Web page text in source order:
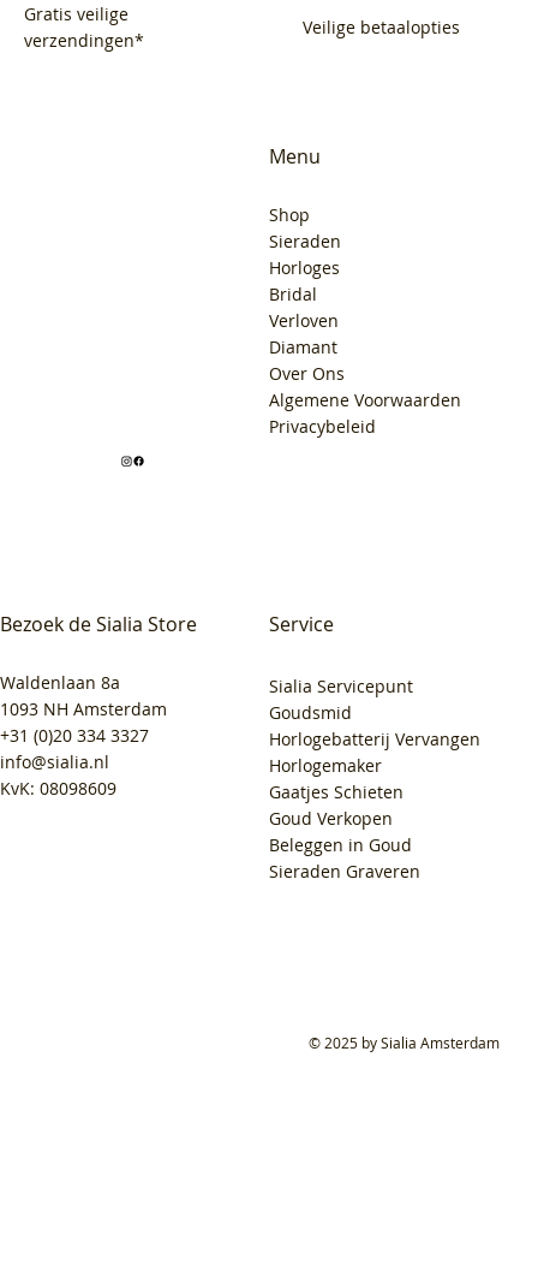
Gratis veilige
verzendingen*
Veilige betaalopties
Bezoek de Sialia Store
Waldenlaan 8a
1093 NH Amsterdam
+31 (0)20 334 3327
info@sialia.nl
KvK: 08098609
Menu
Shop
Sieraden
Horloges
Bridal
Verloven
Diamant
Over Ons
Algemene Voorwaarden
Privacybeleid
Service
Sialia Servicepunt
Goudsmid
Horlogebatterij Vervangen
Horlogemaker
Gaatjes Schieten
Goud Verkopen
Beleggen in Goud
Sieraden Graveren
© 2025 by Sialia Amsterdam